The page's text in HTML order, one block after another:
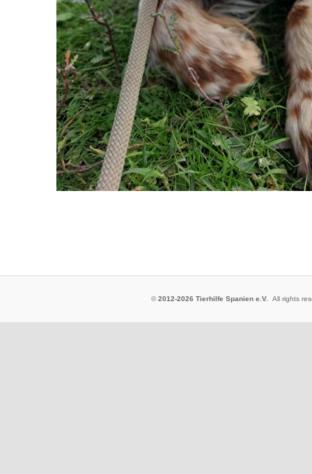
©2012-2026 Tierhilfe Spanien e.V.All rights